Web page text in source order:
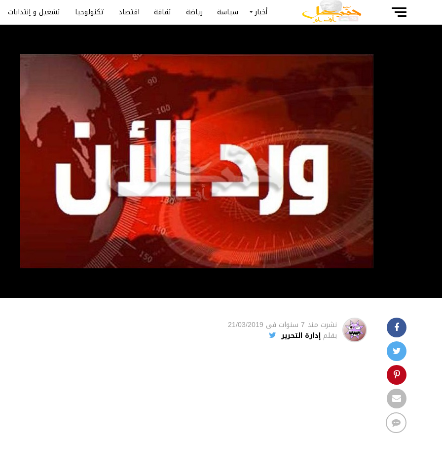
أخبار سياسة رياضة ثقافة اقتصاد تكنولوجيا تشغيل و إنتدابات
نشرت منذ 7 سنوات فى 21/03/2019
بقلم إدارة التحرير